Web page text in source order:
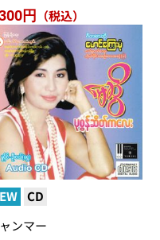
円
（税込）
CD
ンマー